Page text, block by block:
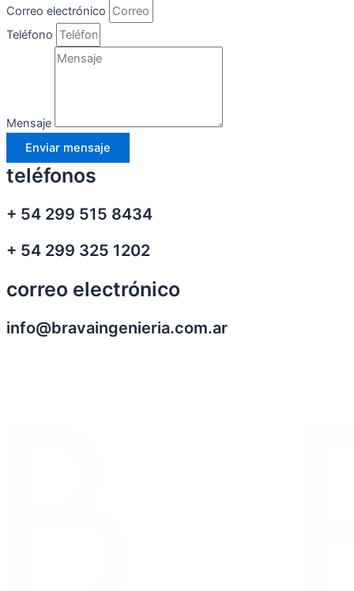
Correo electrónico
Teléfono
Mensaje
Enviar mensaje
teléfonos
+ 54 299 515 8434
+ 54 299 325 1202
correo electrónico
info@bravaingenieria.com.ar